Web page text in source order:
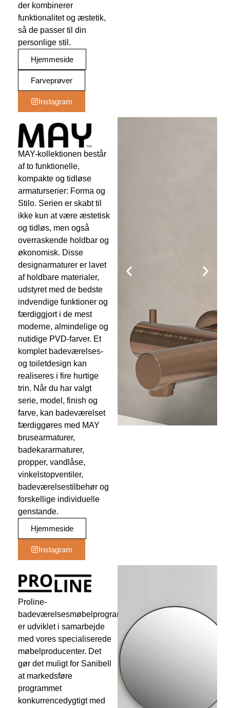
der kombinerer
funktionalitet og æstetik,
så de passer til din
personlige stil.
Hjemmeside
Farveprøver
Instagram
MAY-kollektionen består
af to funktionelle,
kompakte og tidløse
armaturserier: Forma og
Stilo. Serien er skabt til
ikke kun at være æstetisk
og tidløs, men også
overraskende holdbar og
økonomisk. Disse
designarmaturer er lavet
af holdbare materialer,
udstyret med de bedste
indvendige funktioner og
færdiggjort i de mest
moderne, almindelige og
nutidige PVD-farver. Et
komplet badeværelses-
og toiletdesign kan
realiseres i fire hurtige
trin. Når du har valgt
serie, model, finish og
farve, kan badeværelset
færdiggøres med MAY
brusearmaturer,
badekararmaturer,
propper, vandlåse,
vinkelstopventiler,
badeværelsestilbehør og
forskellige individuelle
genstande.
Hjemmeside
Instagram
Proline-
badeværelsesmøbelprogrammet
er udviklet i samarbejde
med vores specialiserede
møbelproducenter. Det
gør det muligt for Sanibell
at markedsføre
programmet
konkurrencedygtigt med